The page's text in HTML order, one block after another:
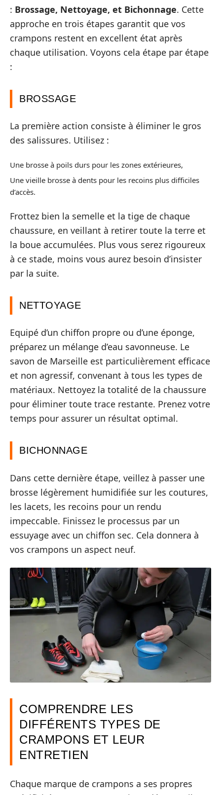
: Brossage, Nettoyage, et Bichonnage. Cette
approche en trois étapes garantit que vos
crampons restent en excellent état après
chaque utilisation. Voyons cela étape par étape
:
BROSSAGE
La première action consiste à éliminer le gros
des salissures. Utilisez :
Une brosse à poils durs pour les zones extérieures,
Une vieille brosse à dents pour les recoins plus difficiles
d’accès.
Frottez bien la semelle et la tige de chaque
chaussure, en veillant à retirer toute la terre et
la boue accumulées. Plus vous serez rigoureux
à ce stade, moins vous aurez besoin d’insister
par la suite.
NETTOYAGE
Equipé d’un chiffon propre ou d’une éponge,
préparez un mélange d’eau savonneuse. Le
savon de Marseille est particulièrement efficace
et non agressif, convenant à tous les types de
matériaux. Nettoyez la totalité de la chaussure
pour éliminer toute trace restante. Prenez votre
temps pour assurer un résultat optimal.
BICHONNAGE
Dans cette dernière étape, veillez à passer une
brosse légèrement humidifiée sur les coutures,
les lacets, les recoins pour un rendu
impeccable. Finissez le processus par un
essuyage avec un chiffon sec. Cela donnera à
vos crampons un aspect neuf.
COMPRENDRE LES
DIFFÉRENTS TYPES DE
CRAMPONS ET LEUR
ENTRETIEN
Chaque marque de crampons a ses propres